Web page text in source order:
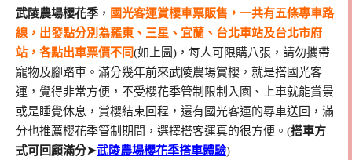
武陵農場櫻花季 ， 國光客運賞櫻車票販售，一共有五條專車路
線，出發點分別為羅東、三星、宜蘭、台北車站及台北市府
站，各點出車票價不同(如上圖)，每人可限購八張，請勿攜帶
寵物及腳踏車。滿分幾年前來武陵農場賞櫻，就是搭國光客
運，覺得非常方便，不受櫻花季管制限制入園、上車就能賞景
或是睡覺休息，賞櫻結束回程，還有國光客運的專車送回，滿
分也推薦櫻花季管制期間，選擇搭客運真的很方便。(搭車方
式可回顧滿分➤武陵農場櫻花季搭車體驗)